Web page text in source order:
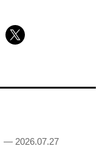
— 2026.07.27